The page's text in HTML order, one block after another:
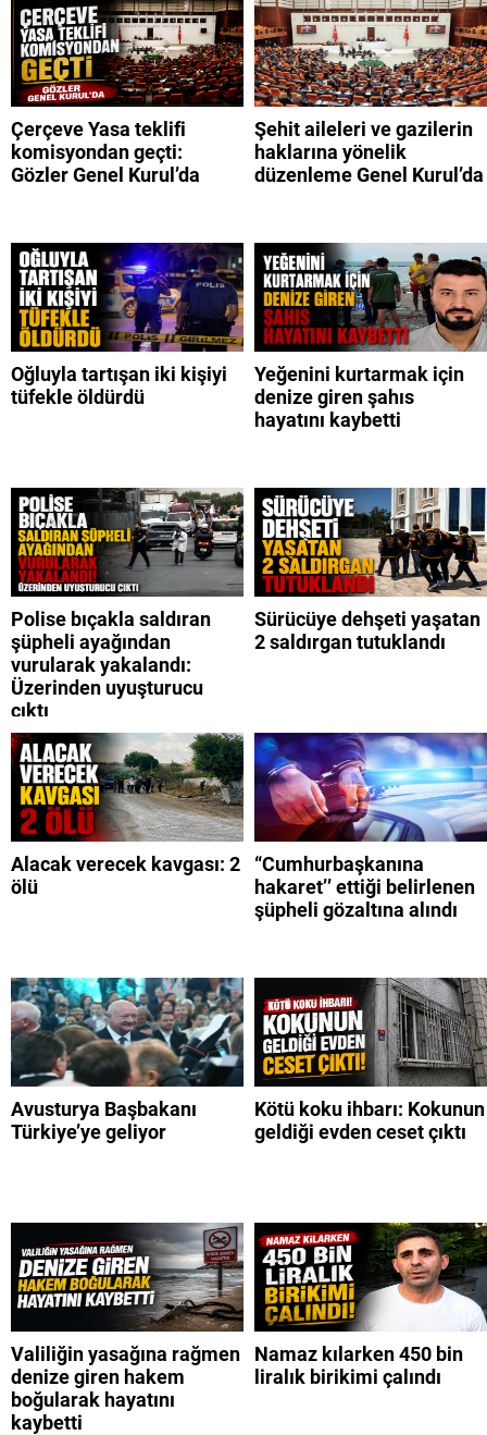
Çerçeve Yasa teklifi
komisyondan geçti:
Gözler Genel Kurul’da
Şehit aileleri ve gazilerin
haklarına yönelik
düzenleme Genel Kurul’da
Oğluyla tartışan iki kişiyi
tüfekle öldürdü
Yeğenini kurtarmak için
denize giren şahıs
hayatını kaybetti
Polise bıçakla saldıran
şüpheli ayağından
vurularak yakalandı:
Üzerinden uyuşturucu
çıktı
Sürücüye dehşeti yaşatan
2 saldırgan tutuklandı
Alacak verecek kavgası: 2
ölü
“Cumhurbaşkanına
hakaret’’ ettiği belirlenen
şüpheli gözaltına alındı
Avusturya Başbakanı
Türkiye’ye geliyor
Kötü koku ihbarı: Kokunun
geldiği evden ceset çıktı
Valiliğin yasağına rağmen
denize giren hakem
boğularak hayatını
kaybetti
Namaz kılarken 450 bin
liralık birikimi çalındı